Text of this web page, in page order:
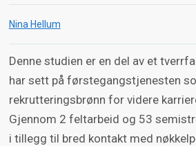
Nina Hellum
Denne studien er en del av et
har sett på førstegangstjenesten
rekrutteringsbrønn for videre
Gjennom 2 feltarbeid og 53
i tillegg til bred kontakt med